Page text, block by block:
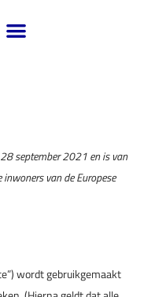
september 2021 en is van
van de Europese
wordt gebruikgemaakt